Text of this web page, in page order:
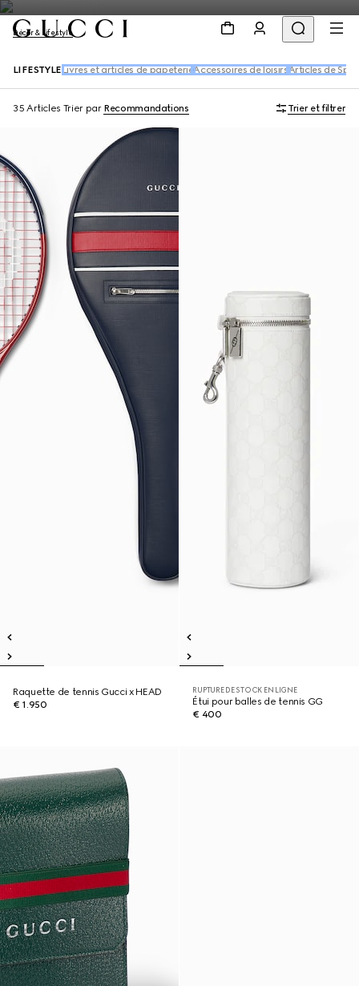
Décor & Lifestyle
LIFESTYLE Livres et articles de papeterieAccessoires de loisirs Articles de
35 Articles Trier par Recommandations Trier et filtrer
Raquette de tennis Gucci x HEAD
€ 1.950
RUPTURE DE STOCK EN LIGNE
Étui pour balles de tennis GG
€ 400